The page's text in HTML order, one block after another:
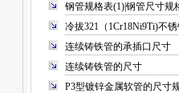
钢管规格表(1)|钢管尺寸规
冷拔321（1Cr18Ni9Ti)不
连续铸铁管的承插口尺寸
连续铸铁管的尺寸
P3型镀锌金属软管的尺寸